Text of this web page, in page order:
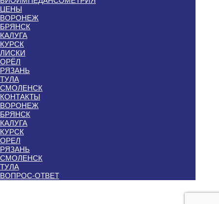
ЦЕНЫ
ВОРОНЕЖ
БРЯНСК
КАЛУГА
КУРСК
ЛИСКИ
ОРЁЛ
РЯЗАНЬ
ТУЛА
СМОЛЕНСК
КОНТАКТЫ
ВОРОНЕЖ
БРЯНСК
КАЛУГА
КУРСК
ОРЕЛ
РЯЗАНЬ
СМОЛЕНСК
ТУЛА
ВОПРОС-ОТВЕТ